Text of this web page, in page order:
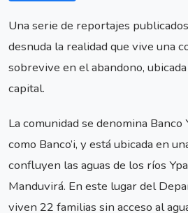
Una serie de reportajes
desnuda la realidad que vive una
sobrevive en el abandono,
capital.
La comunidad se denomina Banco
como Banco’i, y está ubicada en
confluyen las aguas de los ríos
Manduvirá. En este lugar del
viven 22 familias sin acceso al